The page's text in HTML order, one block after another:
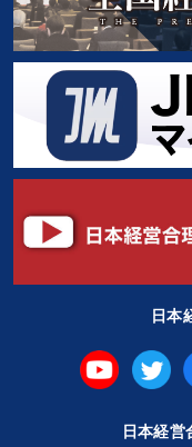
日本
日本経営